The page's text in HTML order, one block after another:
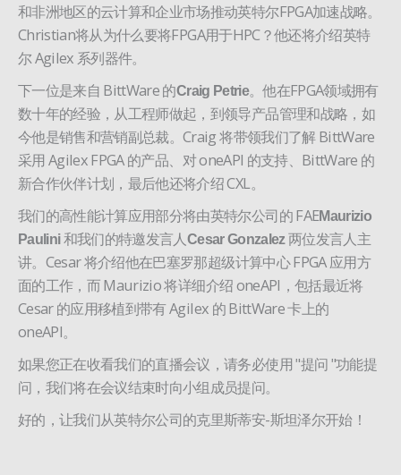
和非洲地区的云计算和企业市场推动英特尔FPGA加速战略。
Christian将从为什么要将FPGA用于HPC？他还将介绍英特
尔 Agilex 系列器件。
下一位是来自 BittWare 的Craig Petrie。他在FPGA领域拥有
数十年的经验，从工程师做起，到领导产品管理和战略，如
今他是销售和营销副总裁。Craig 将带领我们了解 BittWare
采用 Agilex FPGA 的产品、对 oneAPI 的支持、BittWare 的
新合作伙伴计划，最后他还将介绍 CXL。
我们的高性能计算应用部分将由英特尔公司的 FAEMaurizio
Paulini和我们的特邀发言人Cesar Gonzalez两位发言人主
讲。Cesar 将介绍他在巴塞罗那超级计算中心 FPGA 应用方
面的工作，而 Maurizio 将详细介绍 oneAPI，包括最近将
Cesar 的应用移植到带有 Agilex 的 BittWare 卡上的
oneAPI。
如果您正在收看我们的直播会议，请务必使用 "提问 "功能提
问，我们将在会议结束时向小组成员提问。
好的，让我们从英特尔公司的克里斯蒂安-斯坦泽尔开始！